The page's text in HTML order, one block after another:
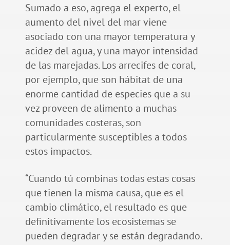
Sumado a eso, agrega el experto, el
aumento del nivel del mar viene
asociado con una mayor temperatura y
acidez del agua, y una mayor intensidad
de las marejadas. Los arrecifes de coral,
por ejemplo, que son hábitat de una
enorme cantidad de especies que a su
vez proveen de alimento a muchas
comunidades costeras, son
particularmente susceptibles a todos
estos impactos.
“Cuando tú combinas todas estas cosas
que tienen la misma causa, que es el
cambio climático, el resultado es que
definitivamente los ecosistemas se
pueden degradar y se están degradando.